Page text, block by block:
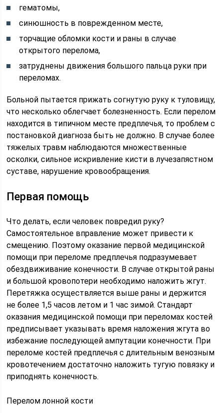
гематомы,
синюшность в поврежденном месте,
торчащие обломки кости и раны в случае
открытого перелома,
затруднены движения большого пальца руки при
переломах.
Больной пытается прижать согнутую руку к туловищу,
что несколько облегчает болезненность. Если перелом
находится в типичном месте предплечья, то проблем с
постановкой диагноза быть не должно. В случае более
тяжелых травм наблюдаются множественные
осколки, сильное искривление кисти в лучезапястном
суставе, нарушение кровообращения.
Первая помощь
Что делать, если человек повредил руку?
Самостоятельное вправление может привести к
смещению. Поэтому оказание первой медицинской
помощи при переломе предплечья подразумевает
обездвиживание конечности. В случае открытой раны
и большой кровопотери необходимо наложить жгут.
Перетяжка осуществляется выше раны и держится
не более 1,5 часов летом и 1 час зимой. Стандарт
оказания медицинской помощи при переломах костей
предписывает указывать время наложения жгута во
избежание последующей ампутации конечности. При
переломе костей предплечья с длительным венозным
кровотечением достаточно наложить тугую повязку и
приподнять конечность.
Перелом лонной кости